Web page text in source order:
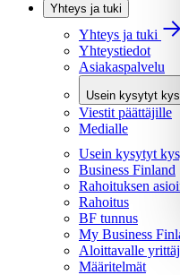
Yhteys ja tuki
Yhteys ja tuki
Yhteystiedot
Asiakaspalvelu
Usein kysytyt
Viestit päättäjille
Medialle
Usein kysytyt
Business Finland
Rahoituksen
Rahoitus
BF tunnus
My Business
Aloittavalle
Määritelmät